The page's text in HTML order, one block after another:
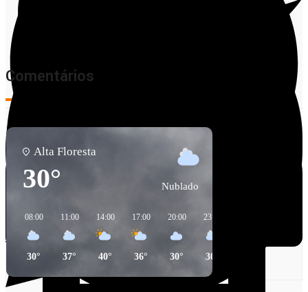
Facebook
Twitter
Comentários
Alta Floresta
30° Nublado
08:00
30°
11:00
37°
14:00
40°
17:00
36°
20:00
30°
23:00
30°